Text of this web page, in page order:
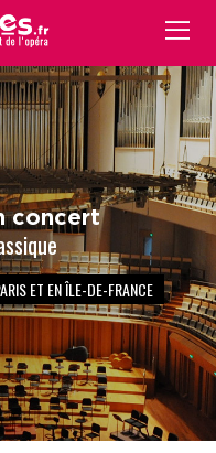
concert
ET EN ÎLE-DE-FRANCE